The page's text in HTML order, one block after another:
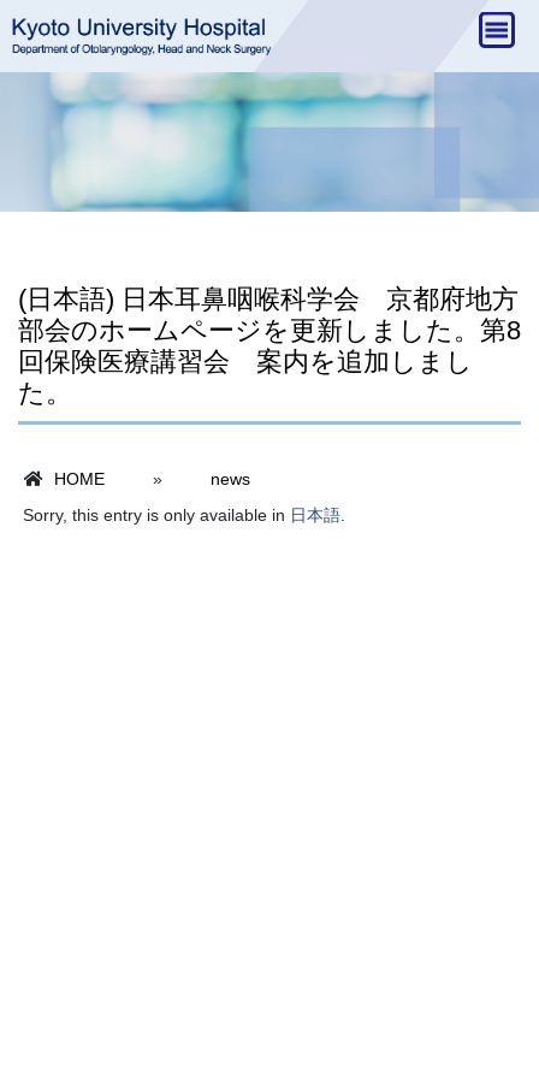
(日本語) 日本耳鼻咽喉科学会 京都府地方
部会のホームページを更新しました。第8
回保険医療講習会 案内を追加しまし
た。
HOME »
news
Sorry, this entry is only available in 日本語